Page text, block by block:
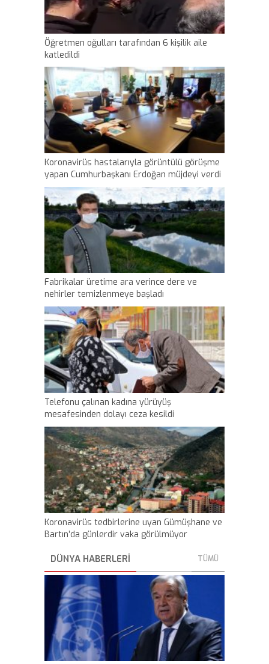
Öğretmen oğulları tarafından 6 kişilik aile
katledildi
Koronavirüs hastalarıyla görüntülü görüşme
yapan Cumhurbaşkanı Erdoğan müjdeyi verdi
Fabrikalar üretime ara verince dere ve
nehirler temizlenmeye başladı
Telefonu çalınan kadına yürüyüş
mesafesinden dolayı ceza kesildi
Koronavirüs tedbirlerine uyan Gümüşhane ve
Bartın’da günlerdir vaka görülmüyor
DÜNYA HABERLERİ TÜMÜ